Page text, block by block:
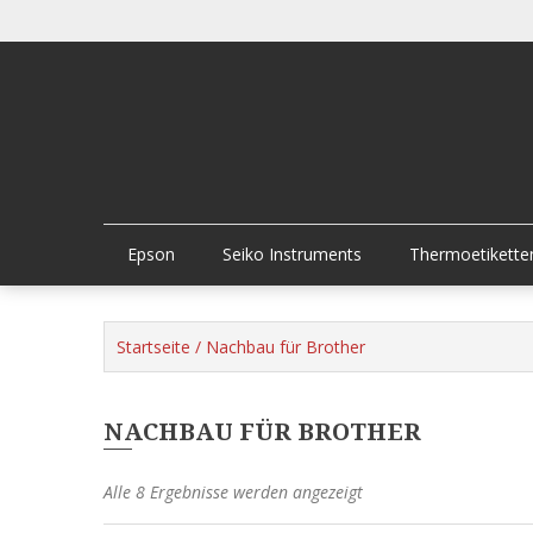
to
Epson Seiko Instruments
Startseite / Nachbau für Brother
NACHBAU FÜR BROTHER
Alle 8 Ergebnisse werden angezeigt